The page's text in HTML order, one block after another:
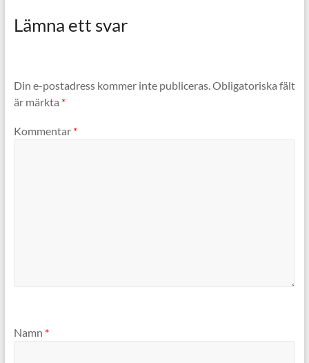
Lämna ett svar
Din e-postadress kommer inte publiceras.Obligatoriska fält
är märkta *
Kommentar *
Namn *